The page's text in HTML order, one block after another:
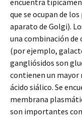
encuentra
que se ocupan de
aparato de Golgi).
una combinación de
(por ejemplo,
gangliósidos son
contienen un mayor
ácido siálico. Se
membrana
son importantes